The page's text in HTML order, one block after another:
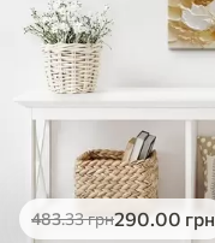
483.33грн290.00 грн